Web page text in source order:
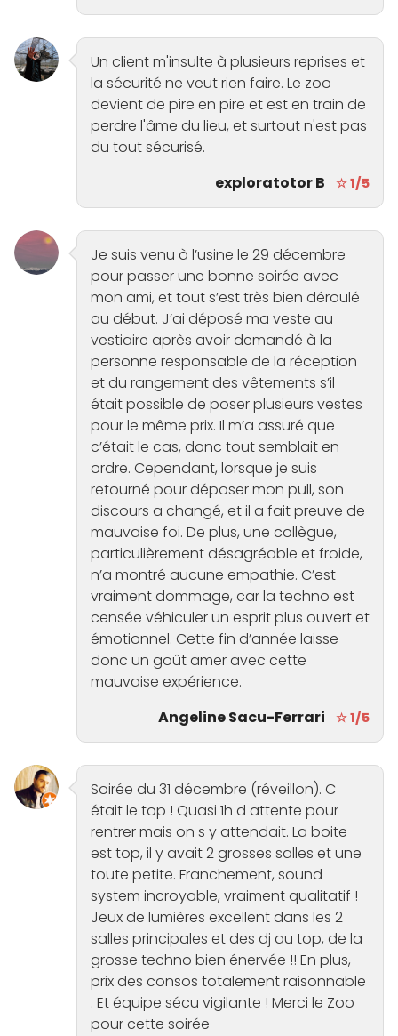
Un client m'insulte à plusieurs reprises et
la sécurité ne veut rien faire. Le zoo
devient de pire en pire et est en train de
perdre l'âme du lieu, et surtout n'est pas
du tout sécurisé.
exploratotor B
☆ 1/5
Je suis venu à l’usine le 29 décembre
pour passer une bonne soirée avec
mon ami, et tout s’est très bien déroulé
au début. J’ai déposé ma veste au
vestiaire après avoir demandé à la
personne responsable de la réception
et du rangement des vêtements s’il
était possible de poser plusieurs vestes
pour le même prix. Il m’a assuré que
c’était le cas, donc tout semblait en
ordre. Cependant, lorsque je suis
retourné pour déposer mon pull, son
discours a changé, et il a fait preuve de
mauvaise foi. De plus, une collègue,
particulièrement désagréable et froide,
n’a montré aucune empathie. C’est
vraiment dommage, car la techno est
censée véhiculer un esprit plus ouvert et
émotionnel. Cette fin d’année laisse
donc un goût amer avec cette
mauvaise expérience.
Angeline Sacu-Ferrari
☆ 1/5
Soirée du 31 décembre (réveillon). C
était le top ! Quasi 1h d attente pour
rentrer mais on s y attendait. La boite
est top, il y avait 2 grosses salles et une
toute petite. Franchement, sound
system incroyable, vraiment qualitatif !
Jeux de lumières excellent dans les 2
salles principales et des dj au top, de la
grosse techno bien énervée !! En plus,
prix des consos totalement raisonnable
. Et équipe sécu vigilante ! Merci le Zoo
pour cette soirée